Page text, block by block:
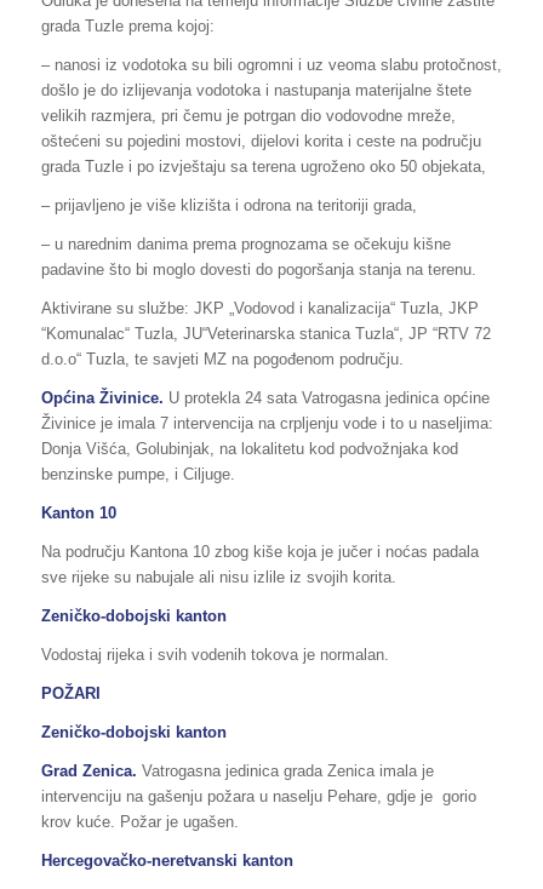
grada Tuzle prema kojoj:
– nanosi iz vodotoka su bili ogromni i uz veoma slabu protočnost,
došlo je do izlijevanja vodotoka i nastupanja materijalne štete
velikih razmjera, pri čemu je potrgan dio vodovodne mreže,
oštećeni su pojedini mostovi, dijelovi korita i ceste na području
grada Tuzle i po izvještaju sa terena ugroženo oko 50 objekata,
– prijavljeno je više klizišta i odrona na teritoriji grada,
– u narednim danima prema prognozama se očekuju kišne
padavine što bi moglo dovesti do pogoršanja stanja na terenu.
Aktivirane su službe: JKP „Vodovod i kanalizacija“ Tuzla, JKP
“Komunalac“ Tuzla, JU“Veterinarska stanica Tuzla“, JP “RTV 72
d.o.o“ Tuzla, te savjeti MZ na pogođenom području.
Općina Živinice. U protekla 24 sata Vatrogasna jedinica općine
Živinice je imala 7 intervencija na crpljenju vode i to u naseljima:
Donja Višća, Golubinjak, na lokalitetu kod podvožnjaka kod
benzinske pumpe, i Ciljuge.
Kanton 10
Na području Kantona 10 zbog kiše koja je jučer i noćas padala
sve rijeke su nabujale ali nisu izlile iz svojih korita.
Zeničko-dobojski kanton
Vodostaj rijeka i svih vodenih tokova je normalan.
POŽARI
Zeničko-dobojski kanton
Grad Zenica. Vatrogasna jedinica grada Zenica imala je
intervenciju na gašenju požara u naselju Pehare, gdje je gorio
krov kuće. Požar je ugašen.
Hercegovačko-neretvanski kanton